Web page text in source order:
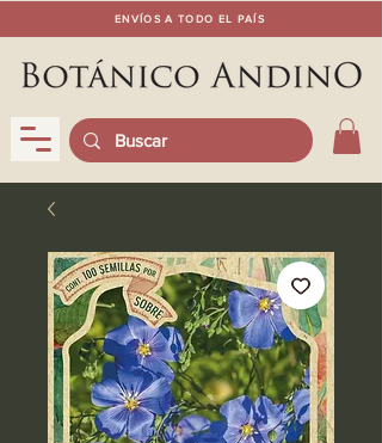
ENVÍOS A TODO EL PAÍS